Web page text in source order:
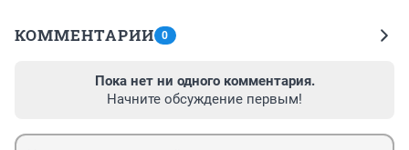
КОММЕНТАРИИ 0
Пока нет ни одного комментария.
Начните обсуждение первым!